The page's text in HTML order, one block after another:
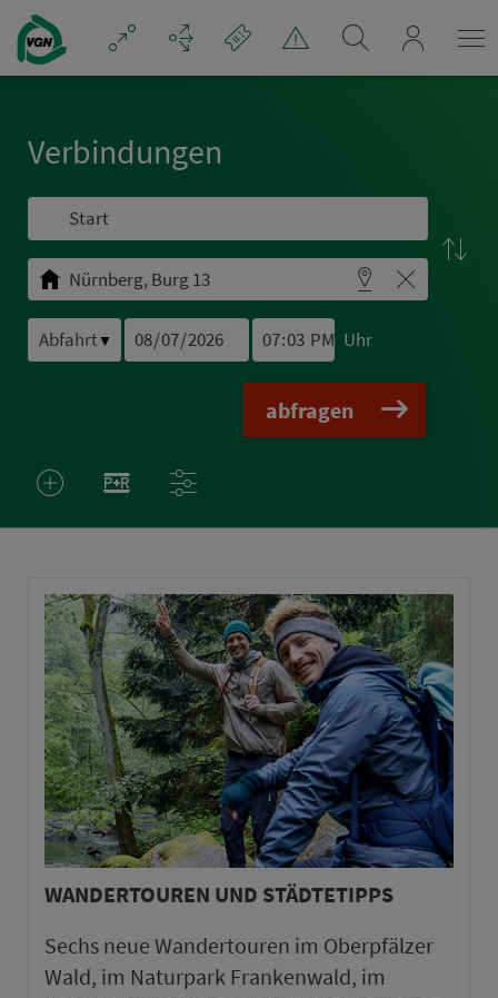
Navigation überspringen
Ver­bin­dungen
▼ Uhr
abfragen
WANDERTOUREN UND STÄDTETIPPS
Sechs neue Wandertouren im Oberpfälzer
Wald, im Naturpark Frankenwald, im